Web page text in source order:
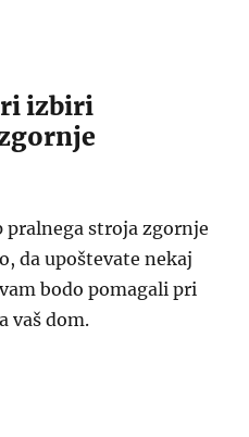
izbiri
pralnega stroja zgornje
da upoštevate nekaj
bodo pomagali pri
vaš dom.